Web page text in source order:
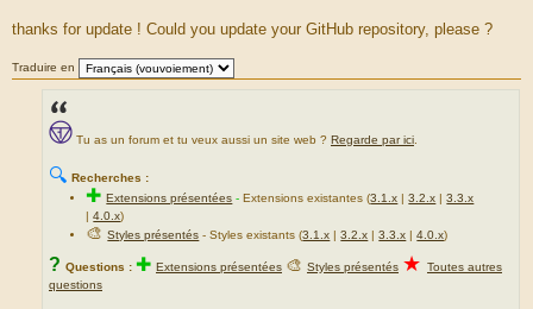
a
g
thanks for update ! Could you update your GitHub repository, please ?
Traduire en
Tu as un forum et tu veux aussi un site web ? Regarde par ici
🔍 Recherches :
✚Extensions présentées -Extensions existantes (3.1.x |3.2.x |3.3.x
|4.0.x)
🎨Styles présentés - Styles existants (3.1.x |3.2.x |3.3.x |4.0.x)
? Questions : ✚ Extensions présentées 🎨 Styles présentés ★ Toutes autres
questions